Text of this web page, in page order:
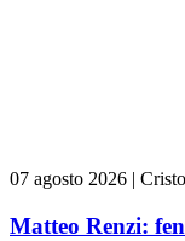
07 agosto 2026
Matteo Renzi: